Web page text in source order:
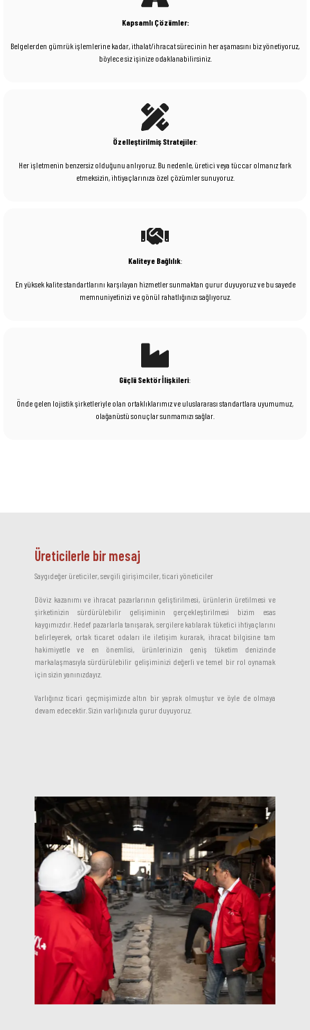
Kapsamlı Çözümler:
Belgelerden gümrük işlemlerine kadar, ithalat/ihracat sürecinin her aşamasını biz yönetiyoruz,
böylece siz işinize odaklanabilirsiniz.
Özelleştirilmiş Stratejiler:
Her işletmenin benzersiz olduğunu anlıyoruz. Bu nedenle, üretici veya tüccar olmanız fark
etmeksizin, ihtiyaçlarınıza özel çözümler sunuyoruz.
Kaliteye Bağlılık:
En yüksek kalite standartlarını karşılayan hizmetler sunmaktan gurur duyuyoruz ve bu sayede
memnuniyetinizi ve gönül rahatlığınızı sağlıyoruz.
Güçlü Sektör İlişkileri:
Önde gelen lojistik şirketleriyle olan ortaklıklarımız ve uluslararası standartlara uyumumuz,
olağanüstü sonuçlar sunmamızı sağlar.
Üreticilerle bir mesaj
Saygıdeğer üreticiler, sevgili girişimciler, ticari yöneticiler
Döviz kazanımı ve ihracat pazarlarının geliştirilmesi, ürünlerin üretilmesi ve
şirketinizin sürdürülebilir gelişiminin gerçekleştirilmesi bizim esas
kaygımızdır. Hedef pazarlarla tanışarak, sergilere katılarak tüketici ihtiyaçlarını
belirleyerek, ortak ticaret odaları ile iletişim kurarak, ihracat bilgisine tam
hakimiyetle ve en önemlisi, ürünlerinizin geniş tüketim denizinde
markalaşmasıyla sürdürülebilir gelişiminizi değerli ve temel bir rol oynamak
için sizin yanınızdayız.
Varlığınız ticari geçmişimizde altın bir yaprak olmuştur ve öyle de olmaya
devam edecektir. Sizin varlığınızla gurur duyuyoruz.